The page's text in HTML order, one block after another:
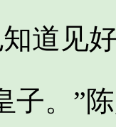
见好
。”陈